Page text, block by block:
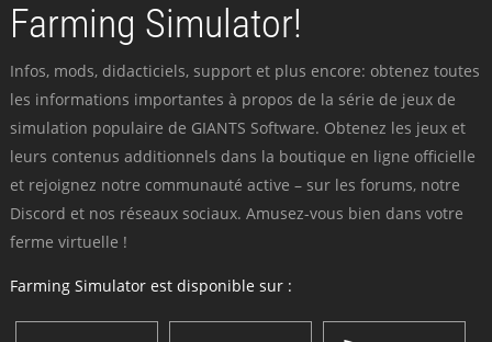
Farming Simulator!
Infos, mods, didacticiels, support et plus encore: obtenez toutes
les informations importantes à propos de la série de jeux de
simulation populaire de GIANTS Software. Obtenez les jeux et
leurs contenus additionnels dans la boutique en ligne officielle
et rejoignez notre communauté active – sur les forums, notre
Discord et nos réseaux sociaux. Amusez-vous bien dans votre
ferme virtuelle !
Farming Simulator est disponible sur :